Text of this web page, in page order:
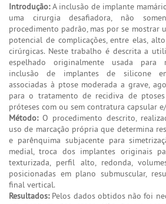
Introdução:A inclusão de implante
uma cirurgia desafiadora, não
procedimento padrão, mas por se mostrar
potencial de complicações, entre elas,
cirúrgicas. Neste trabalho é descrita a
espelhado originalmente usada para
inclusão de implantes de silicone
associadas à ptose moderada a grave,
para o tratamento de recidiva de
próteses com ou sem contratura capsular
Método:O procedimento descrito,
uso de marcação própria que determina
e parênquima subjacente para
medial, troca dos implantes originais
texturizada, perfil alto, redonda,
posicionadas em plano submuscular,
final vertical.
Resultados:Pelos dados obtidos não foi